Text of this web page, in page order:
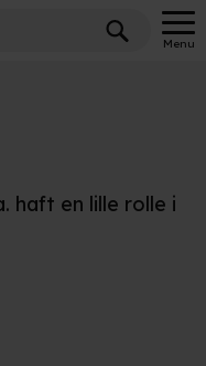
Menu
haft en lille rolle i